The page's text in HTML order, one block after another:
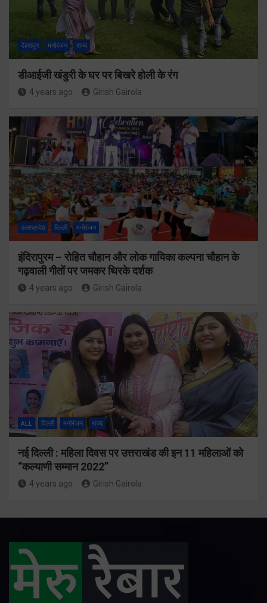
देहरादून मनोरंजन राज्य
डीआईजी खंडुरी के घर पर बिखरे होली के रंग
4 years ago Girish Gairola
उत्तरप्रदेश दिल्ली मनोरंजन
इंदिरापुरम – रोहित चौहान और लोक गायिका कल्पना चौहान के
गढ़वाली गीतों पर जमकर थिरके दर्शक
4 years ago Girish Gairola
ALL दिल्ली मनोरंजन राज्य
नई दिल्ली : महिला दिवस पर उत्तराखंड की इन 11 महिलाओं को
“कल्याणी सम्मान 2022”
4 years ago Girish Gairola